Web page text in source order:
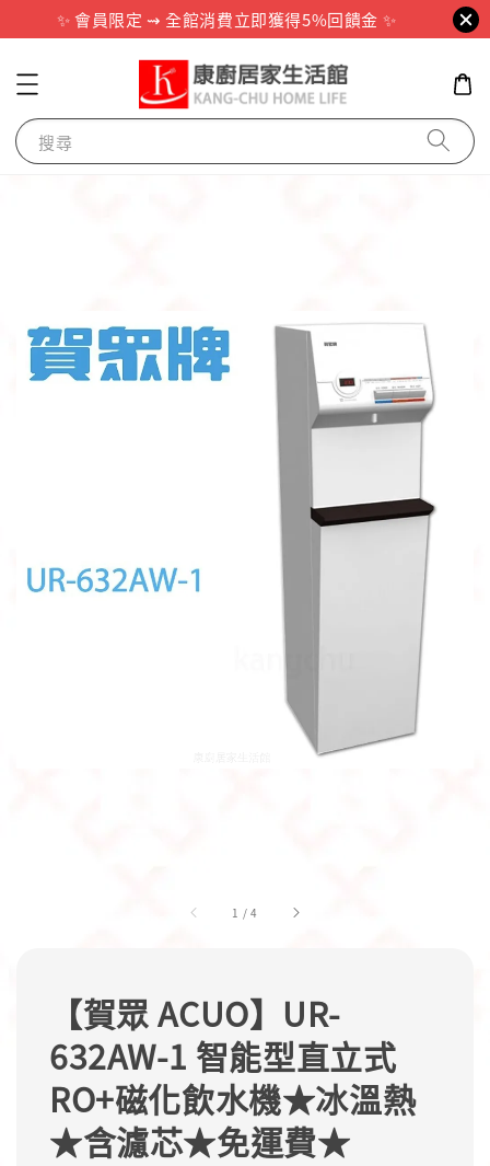
✨ 會員限定 ⇝ 全館消費立即獲得5%回饋金 ✨
搜尋
1 /4
【賀眾 ACUO】UR-
632AW-1 智能型直立式
RO+磁化飲水機★冰溫熱
★含濾芯★免運費★